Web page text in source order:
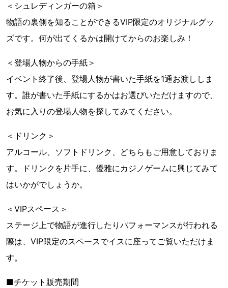
＜シュレディンガーの箱＞
物語の裏側を知ることができるVIP限定のオリジナルグッ
ズです。何が出てくるかは開けてからのお楽しみ！
＜登場人物からの手紙＞
イベント終了後、登場人物が書いた手紙を1通お渡ししま
す。誰が書いた手紙にするかはお選びいただけますので、
お気に入りの登場人物を探してみてください。
＜ドリンク＞
アルコール、ソフトドリンク、どちらもご用意しておりま
す。ドリンクを片手に、優雅にカジノゲームに興じてみて
はいかがでしょうか。
＜VIPスペース＞
ステージ上で物語が進行したりパフォーマンスが行われる
際は、VIP限定のスペースでイスに座ってご覧いただけま
す。
■チケット販売期間